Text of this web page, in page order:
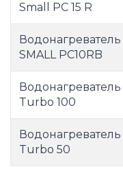
Small PC 15 R
SMALL PC10RB
Turbo 100
Turbo 50